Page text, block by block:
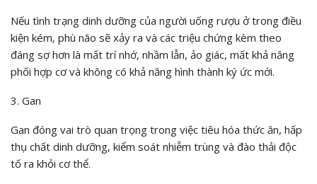
Nếu tình trạng dinh dưỡng của người uống rượu ở trong điều
kiện kém, phù não sẽ xảy ra và các triệu chứng kèm theo
đáng sợ hơn là mất trí nhớ, nhầm lẫn, ảo giác, mất khả năng
phối hợp cơ và không có khả năng hình thành ký ức mới.
3. Gan
Gan đóng vai trò quan trọng trong việc tiêu hóa thức ăn, hấp
thụ chất dinh dưỡng, kiểm soát nhiễm trùng và đào thải độc
tố ra khỏi cơ thể.